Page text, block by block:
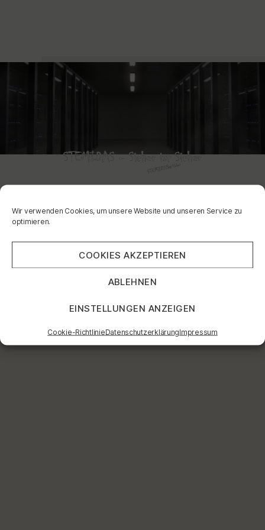
Wir verwenden Cookies, um unsere Website und unseren Service zu
optimieren.
COOKIES AKZEPTIEREN
ABLEHNEN
EINSTELLUNGEN ANZEIGEN
Cookie-RichtlinieDatenschutzerklärungImpressum